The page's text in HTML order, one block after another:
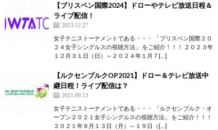
【ブリスベン国際2024】ドローやテレビ放送日程＆
ライブ配信！
2023.12.27
女子テニストーナメントである・・・ 「ブリスベン国際２０
２４女子シングルスの視聴方法」 をご紹介！！！ ２０２３年
１２月３１日（日）～２０２４年１月７[…]
【ルクセンブルクOP2021】ドロー＆テレビ放送中
継日程！ライブ配信は？
2021.09.13
女子テニストーナメントである・・・ 「ルクセンブルク・オ
ープン２０２１女子シングルスの視聴方法」 をご紹介！！！
２０２１年９月１３日（月）～１９日（[…]